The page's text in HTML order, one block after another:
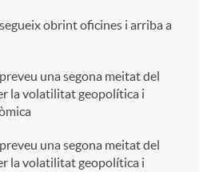
obrint oficines i arriba a
una segona meitat del
la volatilitat geopolítica i
una segona meitat del
la volatilitat geopolítica i